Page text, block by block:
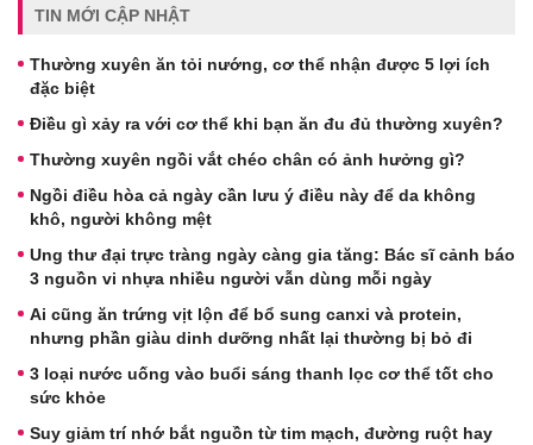
TIN MỚI CẬP NHẬT
Thường xuyên ăn tỏi nướng, cơ thể nhận được 5 lợi ích
đặc biệt
Điều gì xảy ra với cơ thể khi bạn ăn đu đủ thường xuyên?
Thường xuyên ngồi vắt chéo chân có ảnh hưởng gì?
Ngồi điều hòa cả ngày cần lưu ý điều này để da không
khô, người không mệt
Ung thư đại trực tràng ngày càng gia tăng: Bác sĩ cảnh báo
3 nguồn vi nhựa nhiều người vẫn dùng mỗi ngày
Ai cũng ăn trứng vịt lộn để bổ sung canxi và protein,
nhưng phần giàu dinh dưỡng nhất lại thường bị bỏ đi
3 loại nước uống vào buổi sáng thanh lọc cơ thể tốt cho
sức khỏe
Suy giảm trí nhớ bắt nguồn từ tim mạch, đường ruột hay